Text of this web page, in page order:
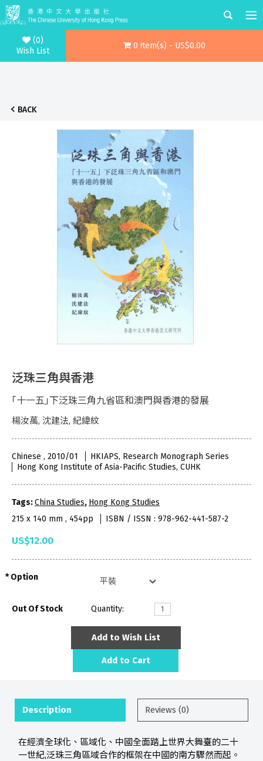
(0)
Wish List
0 item(s) - US$0.00
BACK
泛珠三角與香港
｢十一五｣下泛珠三角九省區和澳門與香港的發展
楊汝萬, 沈建法, 紀緯紋
Chinese , 2010/01
HKIAPS, Research Monograph Series
Hong Kong Institute of Asia-Pacific Studies, CUHK
Tags:China Studies, Hong Kong Studies
215 x 140 mm , 454pp
ISBN / ISSN : 978-962-441-587-2
US$12.00
Option
Out Of Stock Quantity:
Add to Wish List
Add to Cart
Description Reviews (0)
在經濟全球化、區域化、中國全面踏上世界大舞臺的二十
一世紀,泛珠三角區域合作的框架在中國的南方驟然而起。